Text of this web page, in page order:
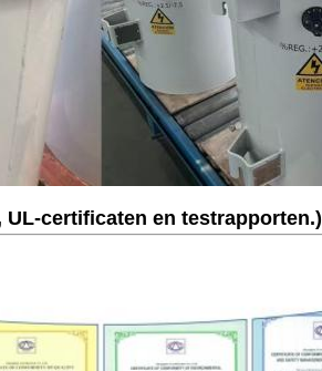
certificaten en testrapporten.)